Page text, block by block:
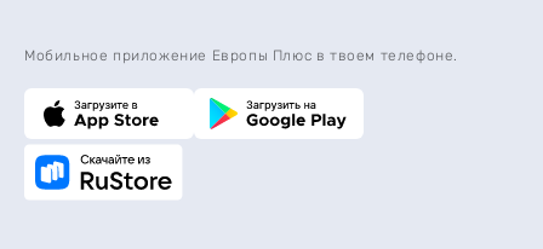
Мобильное приложение Европы Плюс в твоем телефоне.